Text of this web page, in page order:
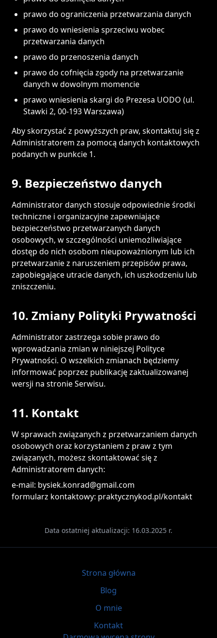
prawo do ograniczenia przetwarzania danych
prawo do wniesienia sprzeciwu wobec
przetwarzania danych
prawo do przenoszenia danych
prawo do cofnięcia zgody na przetwarzanie
danych w dowolnym momencie
prawo wniesienia skargi do Prezesa UODO (ul.
Stawki 2, 00-193 Warszawa)
Aby skorzystać z powyższych praw, skontaktuj się z
Administratorem za pomocą danych kontaktowych
podanych w punkcie 1.
9. Bezpieczeństwo danych
Administrator danych stosuje odpowiednie środki
techniczne i organizacyjne zapewniające
bezpieczeństwo przetwarzanych danych
osobowych, w szczególności uniemożliwiające
dostęp do nich osobom nieupoważnionym lub ich
przetwarzanie z naruszeniem przepisów prawa,
zapobiegające utracie danych, ich uszkodzeniu lub
zniszczeniu.
10. Zmiany Polityki Prywatności
Administrator zastrzega sobie prawo do
wprowadzania zmian w niniejszej Polityce
Prywatności. O wszelkich zmianach będziemy
informować poprzez publikację zaktualizowanej
wersji na stronie Serwisu.
11. Kontakt
W sprawach związanych z przetwarzaniem danych
osobowych oraz korzystaniem z praw z tym
związanych, możesz skontaktować się z
Administratorem danych:
e-mail: bysiek.konrad@gmail.com
formularz kontaktowy: praktycznykod.pl/kontakt
Data ostatniej aktualizacji: 16.03.2025 r.
Strona główna
Blog
O mnie
Kontakt